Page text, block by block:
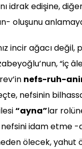
idrak edişine,
oluşunu
incir ağacı
“iç
nefs-ruh-
nefsinin
“ayna”lar
idam etme
ölecek, yahut